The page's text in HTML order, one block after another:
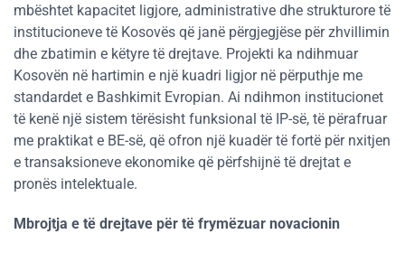
mbështet kapacitet ligjore, administrative dhe strukturore të
institucioneve të Kosovës që janë përgjegjëse për zhvillimin
dhe zbatimin e këtyre të drejtave. Projekti ka ndihmuar
Kosovën në hartimin e një kuadri ligjor në përputhje me
standardet e Bashkimit Evropian. Ai ndihmon institucionet
të kenë një sistem tërësisht funksional të IP-së, të përafruar
me praktikat e BE-së, që ofron një kuadër të fortë për nxitjen
e transaksioneve ekonomike që përfshijnë të drejtat e
pronës intelektuale.
Mbrojtja e të drejtave për të frymëzuar novacionin